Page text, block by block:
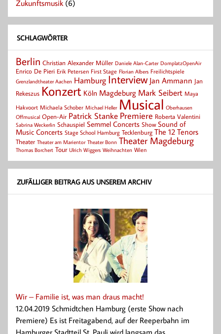
Zukunftsmusik (6)
SCHLAGWÖRTER
Berlin Christian Alexander Müller Daniele Alan-Carter DomplatzOpenAir
Enrico De Pieri Erik Petersen First Stage Florian Albers Freilichtspiele
Grenzlandtheater Aachen Hamburg Interview Jan Ammann Jan
Rekeszus Konzert Köln Magdeburg Mark Seibert Maya
Hakvoort Michaela Schober Michael Heller Musical Oberhausen
Offmusical Open-Air Patrick Stanke Premiere Roberta Valentini
Sabrina Weckerlin Schauspiel Semmel Concerts Show Sound of
Music Concerts Stage School Hamburg Tecklenburg The 12 Tenors
Theater Theater am Marientor Theater Bonn Theater Magdeburg
Thomas Borchert Tour Ulrich Wiggers Weihnachten Wien
ZUFÄLLIGER BEITRAG AUS UNSEREM ARCHIV
Wir – Familie ist, was man draus macht!
12.04.2019 Schmidtchen Hamburg (erste Show nach
Premiere) Es ist Freitagabend, auf der Reeperbahn im
Hamburger Stadtteil St. Pauli wird langsam das